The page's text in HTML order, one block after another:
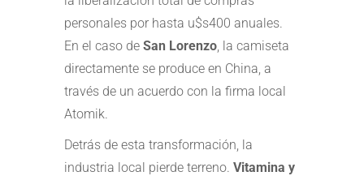
personales por hasta u$s400 anuales.
En el caso de San Lorenzo , la camiseta
directamente se produce en China, a
través de un acuerdo con la firma local
Atomik.
Detrás de esta transformación, la
industria local pierde terreno. Vitamina y